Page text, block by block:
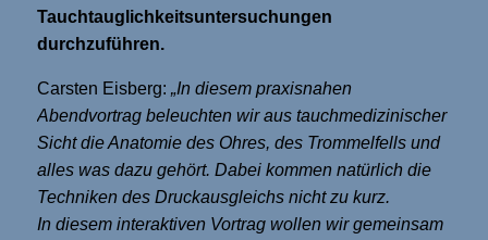
Tauchtauglichkeitsuntersuchungen
durchzuführen.
Carsten Eisberg: „In diesem praxisnahen
Abendvortrag beleuchten wir aus tauchmedizinischer
Sicht die Anatomie des Ohres, des Trommelfells und
alles was dazu gehört. Dabei kommen natürlich die
Techniken des Druckausgleichs nicht zu kurz.
In diesem interaktiven Vortrag wollen wir gemeinsam